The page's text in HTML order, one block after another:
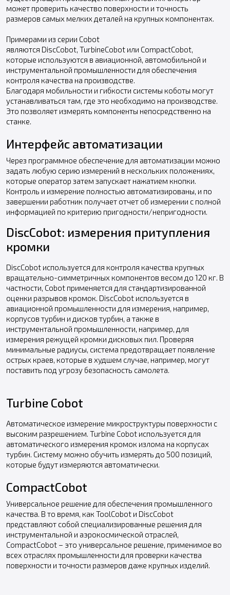
может проверить качество поверхности и точность
размеров самых мелких деталей на крупных компонентах.
Примерами из серии Cobot
являются DiscCobot, TurbineCobot или CompactCobot,
которые используются в авиационной, автомобильной и
инструментальной промышленности для обеспечения
контроля качества на производстве.
Благодаря мобильности и гибкости системы коботы могут
устанавливаться там, где это необходимо на производстве.
Это позволяет измерять компоненты непосредственно на
станке.
Интерфейс автоматизации
Через программное обеспечение для автоматизации можно
задать любую серию измерений в нескольких положениях,
которые оператор затем запускает нажатием кнопки.
Контроль и измерение полностью автоматизированы, и по
завершении работник получает отчет об измерении с полной
информацией по критерию пригодности/непригодности.
DiscCobot: измерения притупления
кромки
DiscCobot используется для контроля качества крупных
вращательно-симметричных компонентов весом до 120 кг. В
частности, Cobot применяется для стандартизированной
оценки разрывов кромок. DiscCobot используется в
авиационной промышленности для измерения, например,
корпусов турбин и дисков турбин, а также в
инструментальной промышленности, например, для
измерения режущей кромки дисковых пил. Проверяя
минимальные радиусы, система предотвращает появление
острых краев, которые в худшем случае, например, могут
поставить под угрозу безопасность самолета.
Turbine Cobot
Автоматическое измерение микроструктуры поверхности с
высоким разрешением. Turbine Cobot используется для
автоматического измерения кромок излома на корпусах
турбин. Систему можно обучить измерять до 500 позиций,
которые будут измеряются автоматически.
CompactCobot
Универсальное решение для обеспечения промышленного
качества. В то время, как ToolCobot и DiscCobot
представляют собой специализированные решения для
инструментальной и аэрокосмической отраслей,
CompactCobot – это универсальное решение, применимое во
всех отраслях промышленности для проверки качества
поверхности и точности размеров даже крупных изделий.